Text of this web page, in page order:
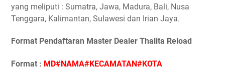
yang meliputi : Sumatra, Jawa, Madura, Bali, Nusa
Tenggara, Kalimantan, Sulawesi dan Irian Jaya.
Format Pendaftaran Master Dealer Thalita Reload
Format : MD#NAMA#KECAMATAN#KOTA